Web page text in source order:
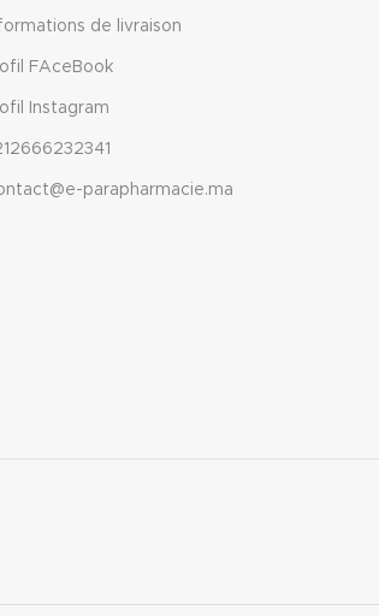
de livraison
FAceBook
Instagram
parapharmacie.ma